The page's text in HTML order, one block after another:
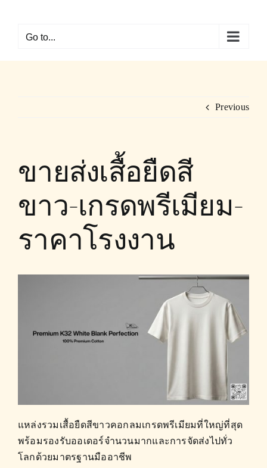
contentGo to...
Previous
ขายส่งเสื้อยืดสี
ขาว-เกรดพรีเมียม-
ราคาโรงงาน
แหล่งรวมเสื้อยืดสีขาวคอกลมเกรดพรีเมียมที่ใหญ่ที่สุด
พร้อมรองรับออเดอร์จำนวนมากและการจัดส่งไปทั่ว
โลกด้วยมาตรฐานมืออาชีพ